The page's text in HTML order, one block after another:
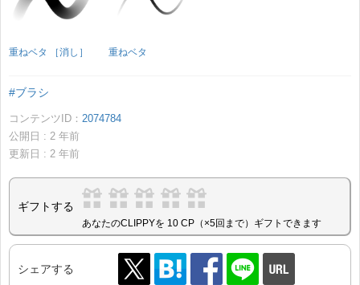
重ねベタ ［消し］ 重ねベタ
#ブラシ
コンテンツID： 2074784
公開日 : 2 年前
更新日 : 2 年前
ギフトする
あなたのCLIPPYを 10 CP（×5回まで）ギフトできます
シェアする